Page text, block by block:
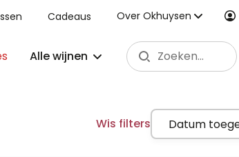
Cadeaus Over Okhuysen
Alle wijnen
Wis filters